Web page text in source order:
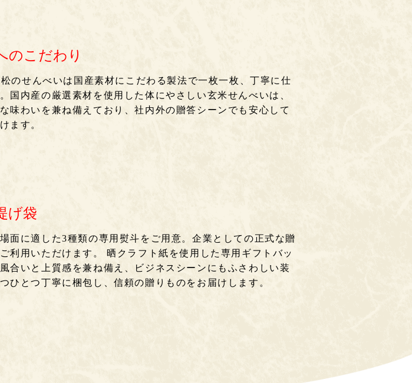
のこだわり
のせんべいは国産素材にこだわる製法で一枚一枚、丁寧に仕
国内産の厳選素材を使用した体にやさしい玄米せんべいは、
味わいを兼ね備えており、社内外の贈答シーンでも安心して
ます。
げ袋
面に適した3種類の専用熨斗をご用意。企業としての正式な贈
利用いただけます。 晒クラフト紙を使用した専用ギフトバッ
合いと上質感を兼ね備え、ビジネスシーンにもふさわしい装
ひとつ丁寧に梱包し、信頼の贈りものをお届けします。